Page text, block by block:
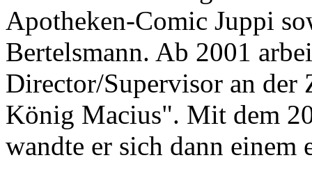
Apotheken-Comic Juppi
Bertelsmann. Ab 2001
Director/Supervisor an
König Macius". Mit dem
wandte er sich dann einem